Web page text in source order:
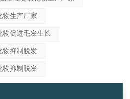
物生产厂家
物促进毛发生长
物抑制脱发
物抑制脱发